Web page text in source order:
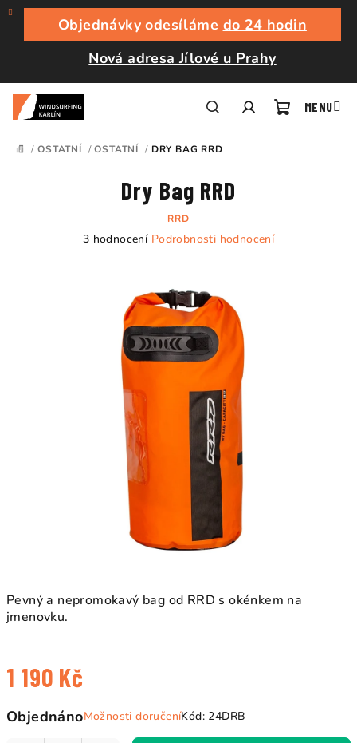
Přejít
obsah
Objednávky odesíláme do 24 hodin
Nová adresa Jílové u Prahy
DOMŮ
/ OSTATNÍ / OSTATNÍ / DRY BAG RRD
Pevný a nepromokavý bag od RRD s okénkem na
jmenovku.
1 190 Kč
cena:
ObjednánoMožnosti doručeníKód: 24DRB
Dry Bag RRD
RRD
Průměrné
hvězdiček.
3 hodnocení Podrobnosti hodnocení